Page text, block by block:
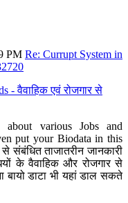
PM Re: Currupt System in
- वैवाहिक एवं रोजगार से
various Jobs and
put your Biodata in this
संबंधित ताजातरीन जानकारी
के वैवाहिक और रोजगार से
डाटा भी यहां डाल सकते